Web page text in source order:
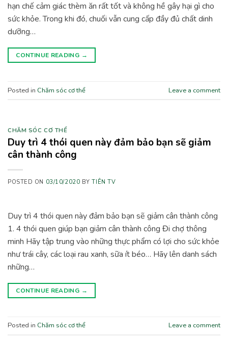
hạn chế cảm giác thèm ăn rất tốt và không hề gây hại gì cho
sức khỏe. Trong khi đó, chuối vẫn cung cấp đầy đủ chất dinh
dưỡng…
CONTINUE READING →
Posted in Chăm sóc cơ thể Leave a comment
CHĂM SÓC CƠ THỂ
Duy trì 4 thói quen này đảm bảo bạn sẽ giảm
cân thành công
POSTED ON 03/10/2020 BYTIÊN TV
Duy trì 4 thói quen này đảm bảo bạn sẽ giảm cân thành công
1. 4 thói quen giúp bạn giảm cân thành công Đi chợ thông
minh Hãy tập trung vào những thực phẩm có lợi cho sức khỏe
như trái cây, các loại rau xanh, sữa ít béo… Hãy lên danh sách
những…
CONTINUE READING →
Posted in Chăm sóc cơ thể Leave a comment